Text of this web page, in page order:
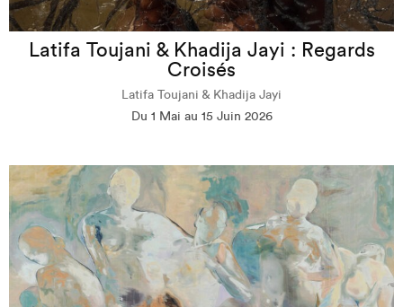
Latifa Toujani & Khadija Jayi : Regards
Croisés
Latifa Toujani & Khadija Jayi
Du 1 Mai au 15 Juin 2026